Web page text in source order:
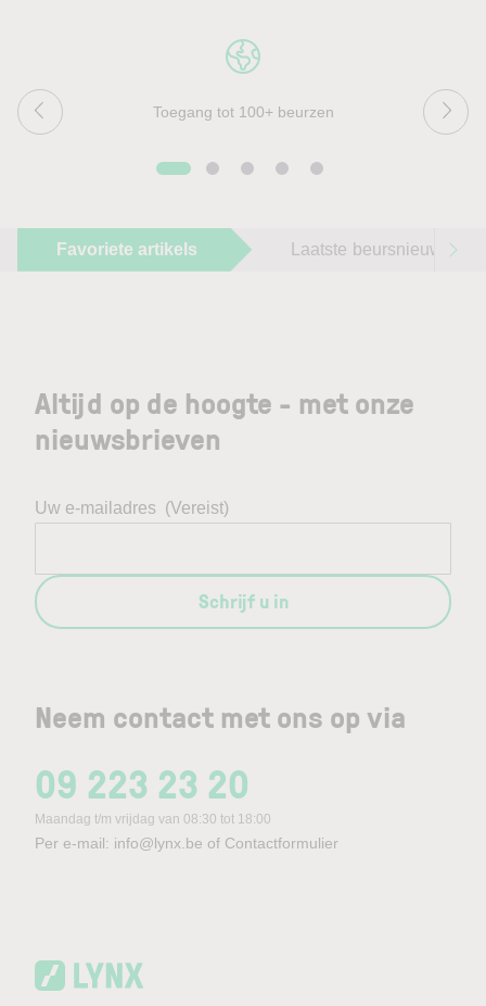
Toegang tot 100+ beurzen
Favoriete artikels Laatste beursnieuws
Neem contact met ons op via
09 223 23 20
Maandag t/m vrijdag van 08:30 tot 18:00
Per e-mail: info@lynx.be of Contactformulier
Altijd op de hoogte - met onze
nieuwsbrieven
Uw e-mailadres (Vereist)
Schrijf u in